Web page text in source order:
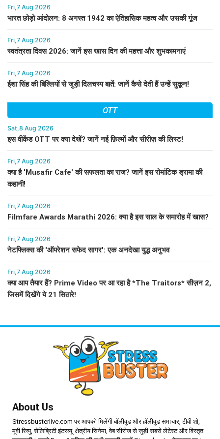
Fri,7 Aug 2026
भारत छोड़ो आंदोलन: 8 अगस्त 1942 का ऐतिहासिक महत्व और उसकी गूंज
Fri,7 Aug 2026
स्वतंत्रता दिवस 2026: जानें इस खास दिन की महत्ता और शुभकामनाएं
Fri,7 Aug 2026
ईशा सिंह की बिल्लियों से जुड़ी दिलचस्प बातें: जानें कैसे देती हैं उन्हें सुकून!
OTT
Sat,8 Aug 2026
इस वीकेंड OTT पर क्या देखें? जानें नई फ़िल्मों और सीरीज़ की लिस्ट!
Fri,7 Aug 2026
क्या है 'Musafir Cafe' की सफलता का राज? जानें इस रोमांटिक ड्रामा की
कहानी!
Fri,7 Aug 2026
Filmfare Awards Marathi 2026: क्या है इस साल के समारोह में खास?
Fri,7 Aug 2026
नेटफ्लिक्स की 'ऑपरेशन सफेद सागर': एक अनदेखा युद्ध अनुभव
Fri,7 Aug 2026
क्या आप तैयार हैं? Prime Video पर आ रहा है *The Traitors* सीज़न 2,
जिसमें दिखेंगे ये 21 सितारे!
About Us
Stressbusterlive.com पर आपको मिलेंगी बॉलीवुड और हॉलीवुड समाचार, टीवी शो,
मूवी रिव्यु, सेलिब्रिटी इंटरव्यू, क्षेत्रीय सिनेमा, वेब सीरीज से जुड़ी सबसे लेटेस्ट और विस्तृत